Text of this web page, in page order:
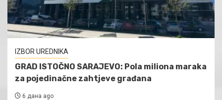
IZBOR UREDNIKA
GRAD ISTOČNO SARAJEVO: Pola miliona maraka
za pojedinačne zahtjeve građana
6 дана ago